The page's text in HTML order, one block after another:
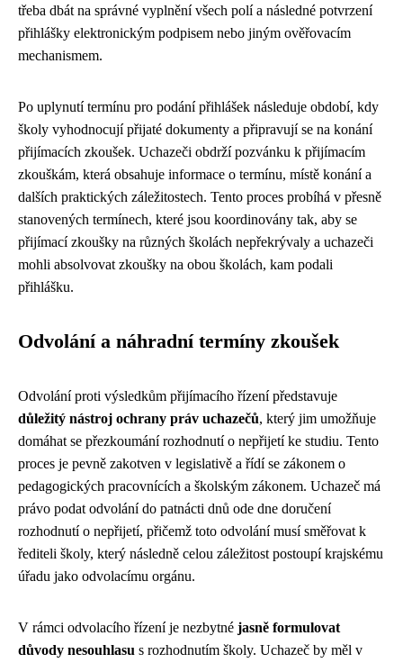
třeba dbát na správné vyplnění všech polí a následné potvrzení
přihlášky elektronickým podpisem nebo jiným ověřovacím
mechanismem.
Po uplynutí termínu pro podání přihlášek následuje období, kdy
školy vyhodnocují přijaté dokumenty a připravují se na konání
přijímacích zkoušek. Uchazeči obdrží pozvánku k přijímacím
zkouškám, která obsahuje informace o termínu, místě konání a
dalších praktických záležitostech. Tento proces probíhá v přesně
stanovených termínech, které jsou koordinovány tak, aby se
přijímací zkoušky na různých školách nepřekrývaly a uchazeči
mohli absolvovat zkoušky na obou školách, kam podali
přihlášku.
Odvolání a náhradní termíny zkoušek
Odvolání proti výsledkům přijímacího řízení představuje
důležitý nástroj ochrany práv uchazečů, který jim umožňuje
domáhat se přezkoumání rozhodnutí o nepřijetí ke studiu. Tento
proces je pevně zakotven v legislativě a řídí se zákonem o
pedagogických pracovnících a školským zákonem. Uchazeč má
právo podat odvolání do patnácti dnů ode dne doručení
rozhodnutí o nepřijetí, přičemž toto odvolání musí směřovat k
řediteli školy, který následně celou záležitost postoupí krajskému
úřadu jako odvolacímu orgánu.
V rámci odvolacího řízení je nezbytné jasně formulovat
důvody nesouhlasu s rozhodnutím školy. Uchazeč by měl v